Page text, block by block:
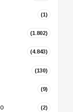
(1)
(1.802)
(4.843)
(130)
(9)
(2)